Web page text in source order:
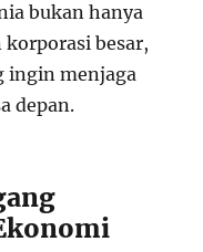
bukan hanya
besar,
ingin menjaga
depan.